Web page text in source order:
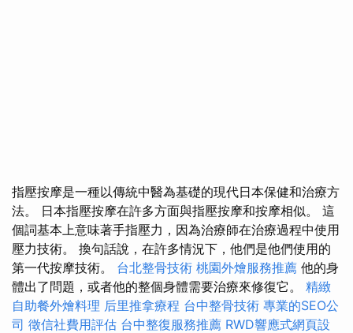
指壓按摩是一種以傳統中醫為基礎的現代日本保健和治療方
法。 日本指壓按摩在許多方面與指壓按摩和按摩相似。 這
個詞基本上意味著手指壓力，因為治療師在治療過程中使用
壓力技術。 換句話說，在許多情況下，他們是他們使用的
第一代按摩技術。 台北整骨技術 桃園外燴服務推薦 他的身
體出了問題，或者他的整個身體需要治療來修復它。 精緻
自助餐外燴料理 后里推拿療程 台中整骨技術 專業的SEO公
司 徵信社費用評估 台中整復服務推薦 RWD響應式網頁設